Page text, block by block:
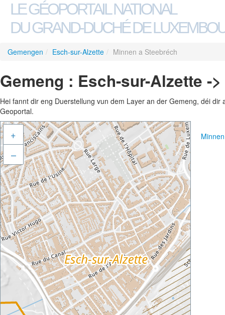
LE GÉOPORTAIL NATIONAL
DU GRAND-DUCHÉ DE
Gemengen / Esch-sur-Alzette / Minnen a Steebréch
Gemeng : Esch-sur-Alzette -
Hei fannt dir eng Duerstellung vun dem Layer an der Gemeng, déi
Geoportal.
+
–